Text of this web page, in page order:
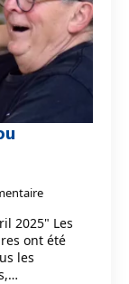
2025" Les
ont été
les